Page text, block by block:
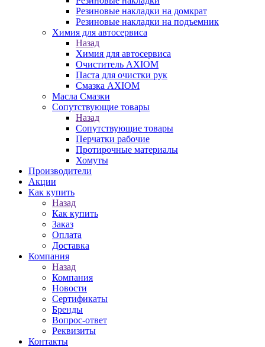
Резиновые накладки на домкрат
Резиновые накладки на подъемник
Химия для автосервиса
Назад
Химия для автосервиса
Очиститель AXIOM
Паста для очистки рук
Смазка AXIOM
Масла Смазки
Сопутствующие товары
Назад
Сопутствующие товары
Перчатки рабочие
Протирочные материалы
Хомуты
Производители
Акции
Как купить
Назад
Как купить
Заказ
Оплата
Доставка
Компания
Назад
Компания
Новости
Сертификаты
Бренды
Вопрос-ответ
Реквизиты
Контакты